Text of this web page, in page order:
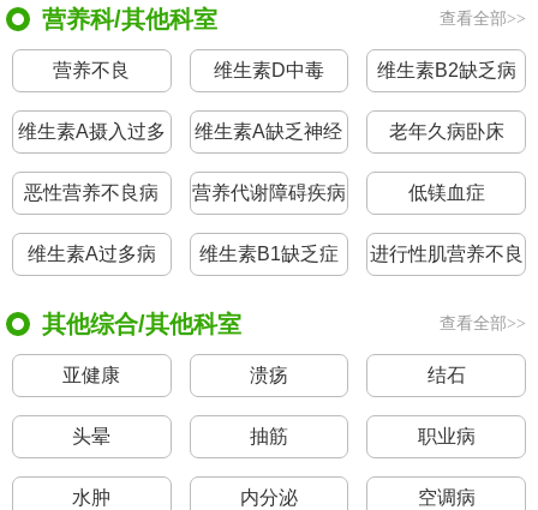
营养科/其他科室 查看全部>>
营养不良 维生素D中毒 维生素B2缺乏病
维生素A摄入过多
维生素A缺乏神经
病
老年久病卧床
恶性营养不良病 营养代谢障碍疾病 低镁血症
维生素A过多病 维生素B1缺乏症
进行性肌营养不良
其他综合/其他科室 查看全部>>
亚健康 溃疡 结石
头晕 抽筋 职业病
水肿 内分泌 空调病